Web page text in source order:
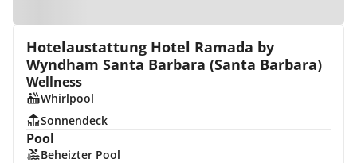
Hotelaustattung Hotel Ramada by
Wyndham Santa Barbara (Santa Barbara)
Wellness
Whirlpool
Sonnendeck
Pool
Beheizter Pool